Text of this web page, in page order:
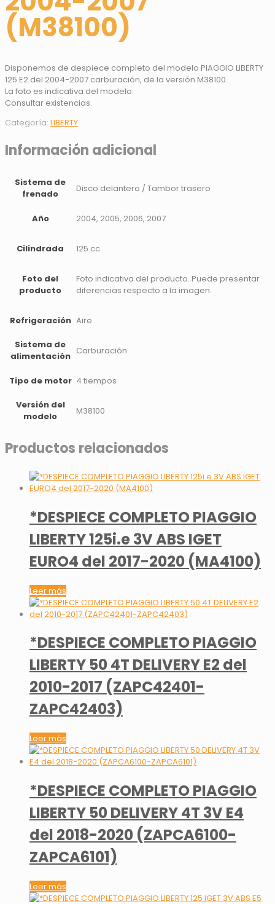
(M38100)
Disponemos de despiece completo del modelo PIAGGIO LIBERTY
125 E2 del 2004-2007 carburación, de la versión M38100.
La foto es indicativa del modelo.
Consultar existencias.
Categoría: LIBERTY
Información adicional
Sistema de
frenado
Disco delantero / Tambor trasero
Año 2004, 2005, 2006, 2007
Cilindrada 125 cc
Foto del
producto
Foto indicativa del producto. Puede presentar
diferencias respecto a la imagen.
Refrigeración Aire
Sistema de
alimentación Carburación
Tipo de motor 4 tiempos
Versión del
modelo
M38100
Productos relacionados
*DESPIECE COMPLETO PIAGGIO
LIBERTY 125i.e 3V ABS IGET
EURO4 del 2017-2020 (MA4100)
Leer más
*DESPIECE COMPLETO PIAGGIO
LIBERTY 50 4T DELIVERY E2 del
2010-2017 (ZAPC42401-
ZAPC42403)
Leer más
*DESPIECE COMPLETO PIAGGIO
LIBERTY 50 DELIVERY 4T 3V E4
del 2018-2020 (ZAPCA6100-
ZAPCA6101)
Leer más